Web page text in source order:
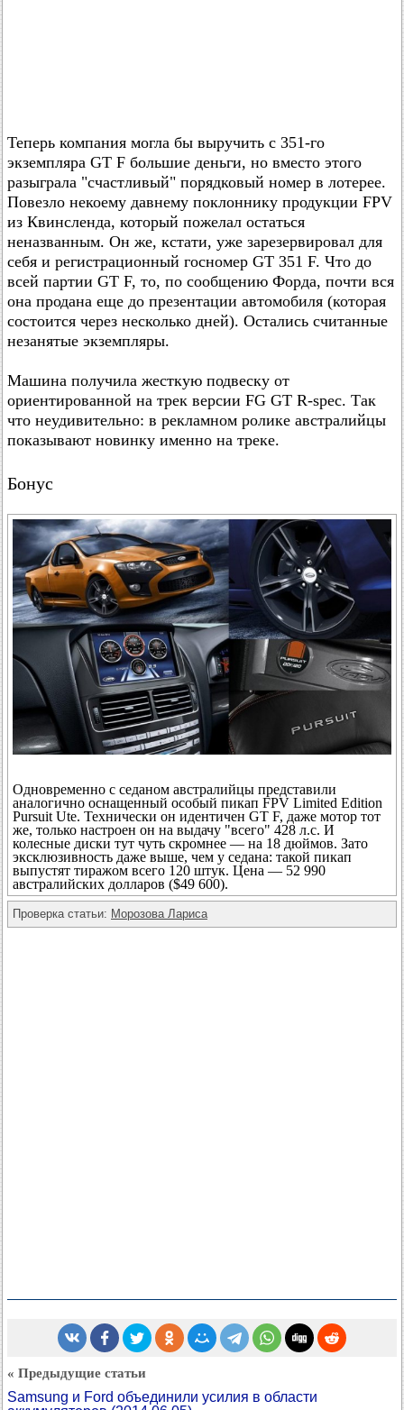
Теперь компания могла бы выручить с 351-го
экземпляра GT F большие деньги, но вместо этого
разыграла "счастливый" порядковый номер в лотерее.
Повезло некоему давнему поклоннику продукции FPV
из Квинсленда, который пожелал остаться
неназванным. Он же, кстати, уже зарезервировал для
себя и регистрационный госномер GT 351 F. Что до
всей партии GT F, то, по сообщению Форда, почти вся
она продана еще до презентации автомобиля (которая
состоится через несколько дней). Остались считанные
незанятые экземпляры.
Машина получила жесткую подвеску от
ориентированной на трек версии FG GT R-spec. Так
что неудивительно: в рекламном ролике австралийцы
показывают новинку именно на треке.
Бонус
Одновременно с седаном австралийцы представили
аналогично оснащенный особый пикап FPV Limited Edition
Pursuit Ute. Технически он идентичен GT F, даже мотор тот
же, только настроен он на выдачу "всего" 428 л.с. И
колесные диски тут чуть скромнее — на 18 дюймов. Зато
эксклюзивность даже выше, чем у седана: такой пикап
выпустят тиражом всего 120 штук. Цена — 52 990
австралийских долларов ($49 600).
Проверка статьи: Морозова Лариса
« Предыдущие статьи
Samsung и Ford объединили усилия в области